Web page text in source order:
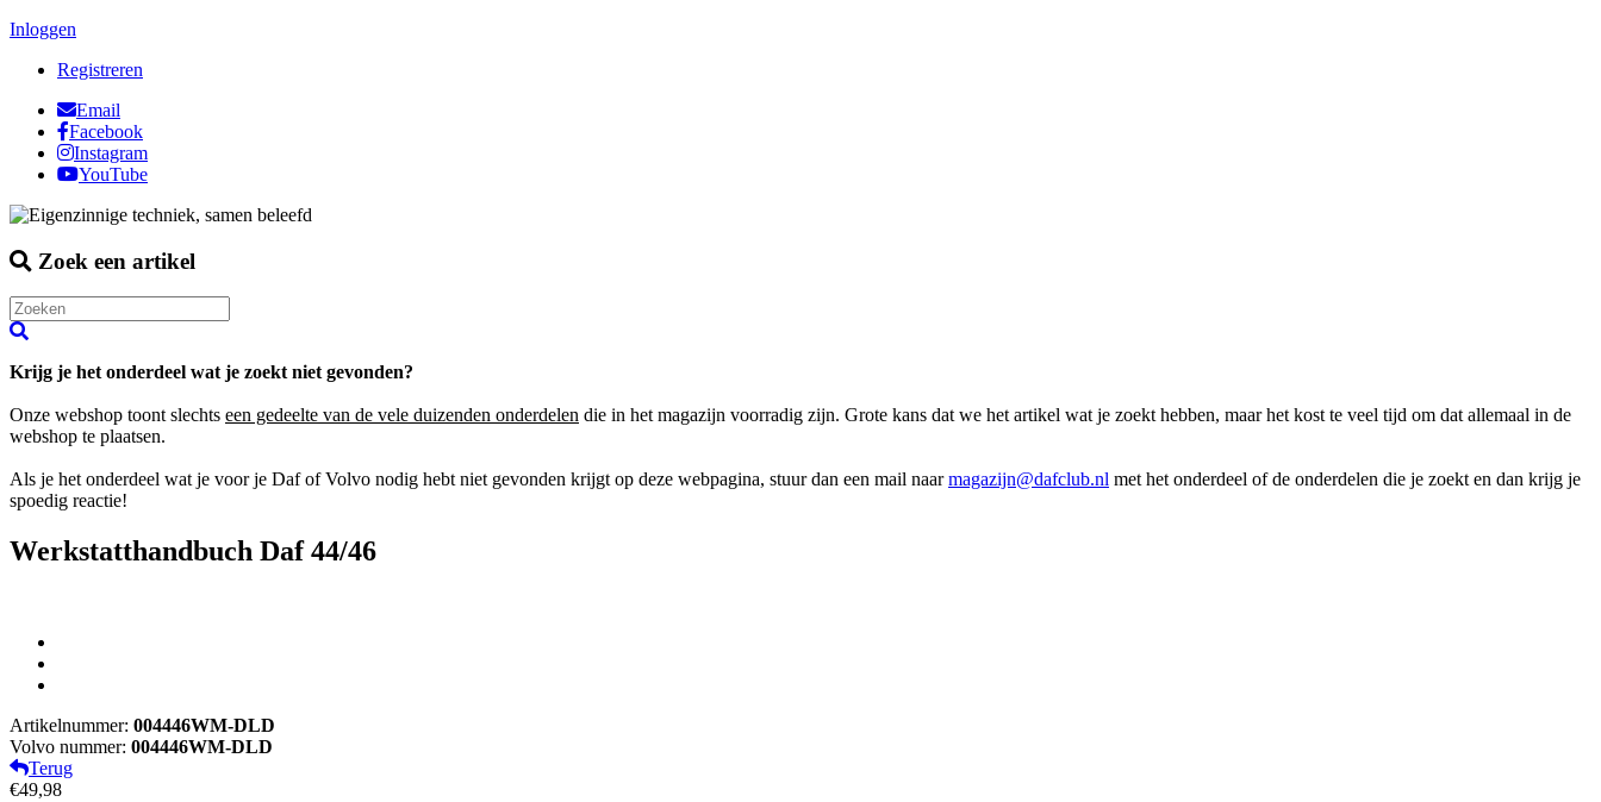
Inloggen
Registreren
Email
Facebook
Instagram
YouTube
Zoek een artikel
Krijg je het onderdeel wat je zoekt niet gevonden?
Onze webshop toont slechts een gedeelte van de vele duizenden onderdelen die in het magazijn voorradig zijn. Grote kans dat we het artikel wat je zoekt hebben, maar het kost te veel tijd om dat allemaal in de
webshop te plaatsen.
Als je het onderdeel wat je voor je Daf of Volvo nodig hebt niet gevonden krijgt op deze webpagina, stuur dan een mail naarmagazijn@dafclub.nl met het onderdeel of de onderdelen die je zoekt en dan krijg je
spoedig reactie!
Werkstatthandbuch Daf 44/46
Artikelnummer: 004446WM-DLD
Volvo nummer: 004446WM-DLD
Terug
€49,98